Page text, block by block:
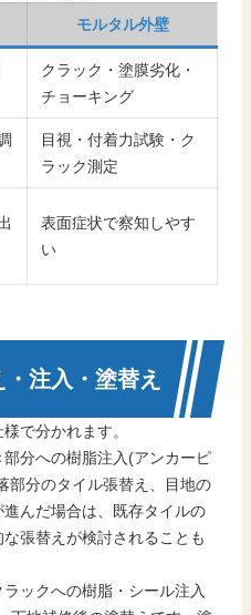
モルタル外壁
クラック・塗膜劣化・
チョーキング
目視・付着力試験・ク
ラック測定
表面症状で察知しやす
い
注入・塗替え
で分かれます。
分への樹脂注入(アンカーピ
部分のタイル張替え、目地の
んだ場合は、既存タイルの
張替えが検討されることも
ックへの樹脂・シール注入